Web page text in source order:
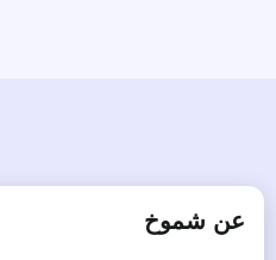
عن شموخ